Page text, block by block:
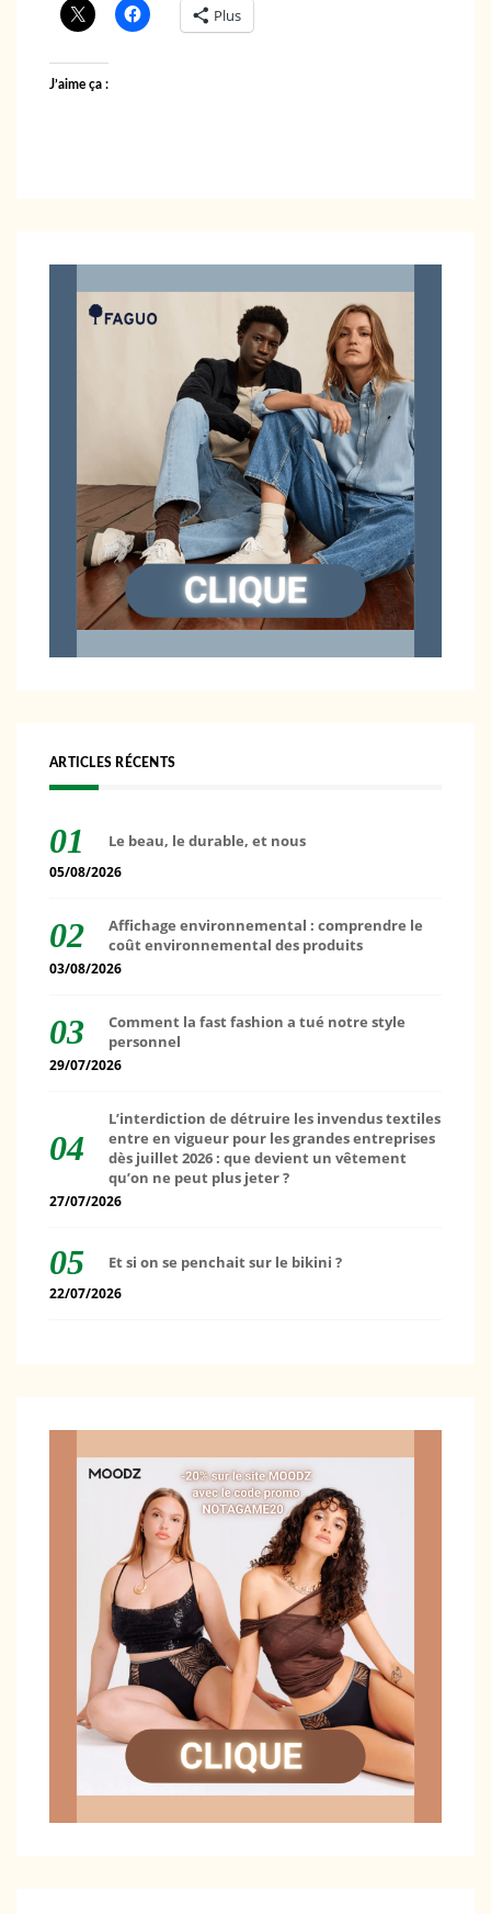
Plus
J’aime ça :
ARTICLES RÉCENTS
Le beau, le durable, et nous
05/08/2026
Affichage environnemental : comprendre le
coût environnemental des produits
03/08/2026
Comment la fast fashion a tué notre style
personnel
29/07/2026
L’interdiction de détruire les invendus textiles
entre en vigueur pour les grandes entreprises
dès juillet 2026 : que devient un vêtement
qu’on ne peut plus jeter ?
27/07/2026
Et si on se penchait sur le bikini ?
22/07/2026